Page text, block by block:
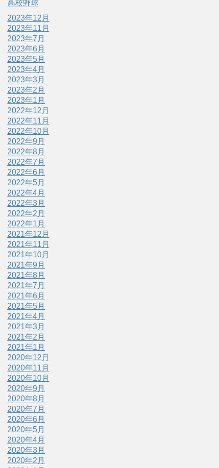
高校野球
2023年12月
2023年11月
2023年7月
2023年6月
2023年5月
2023年4月
2023年3月
2023年2月
2023年1月
2022年12月
2022年11月
2022年10月
2022年9月
2022年8月
2022年7月
2022年6月
2022年5月
2022年4月
2022年3月
2022年2月
2022年1月
2021年12月
2021年11月
2021年10月
2021年9月
2021年8月
2021年7月
2021年6月
2021年5月
2021年4月
2021年3月
2021年2月
2021年1月
2020年12月
2020年11月
2020年10月
2020年9月
2020年8月
2020年7月
2020年6月
2020年5月
2020年4月
2020年3月
2020年2月